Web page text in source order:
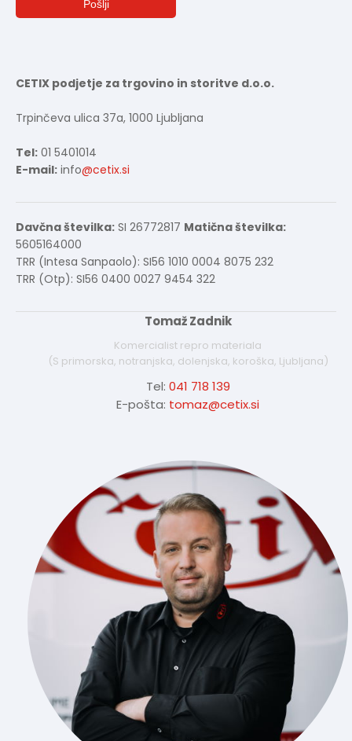
CETIX podjetje za trgovino in storitve d.o.o.
Trpinčeva ulica 37a, 1000 Ljubljana
Tel: 01 5401014
E-mail: info@cetix.si
Davčna številka: SI 26772817 Matična številka:
5605164000
TRR (Intesa Sanpaolo): SI56 1010 0004 8075 232
TRR (Otp): SI56 0400 0027 9454 322
Tomaž Zadnik
Komercialist repro materiala
(S primorska, notranjska, dolenjska, koroška, Ljubljana)
Tel: 041 718 139
E-pošta: tomaz@cetix.si